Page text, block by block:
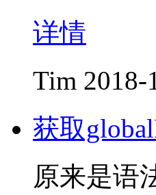
详情
Tim 2018-
获取
原来是语